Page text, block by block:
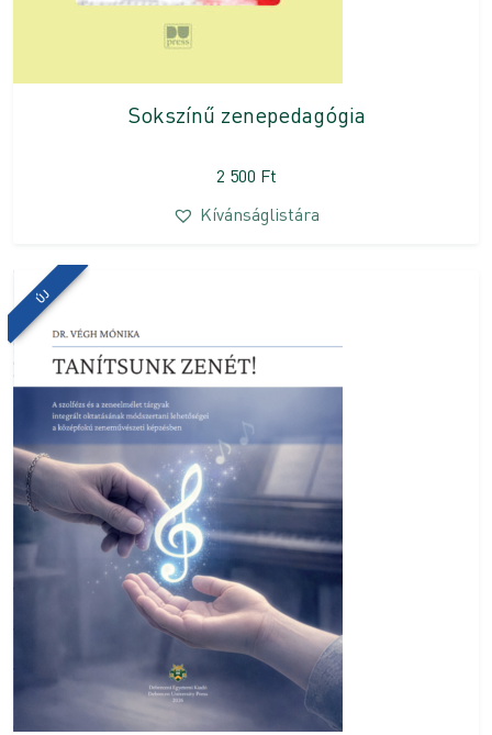
Sokszínű zenepedagógia
2 500 Ft
Kívánságlistára
ÚJ